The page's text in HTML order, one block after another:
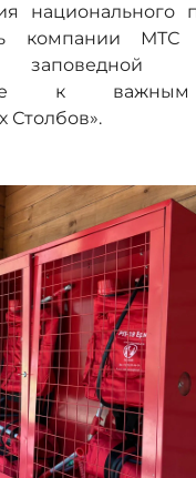
национального
компании
к
Столбов».